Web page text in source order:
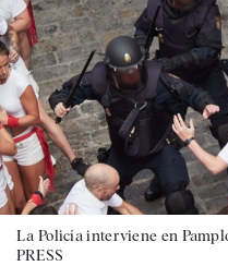
La Policía interviene en
PRESS